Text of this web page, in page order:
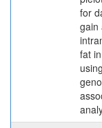
for
gain
fat